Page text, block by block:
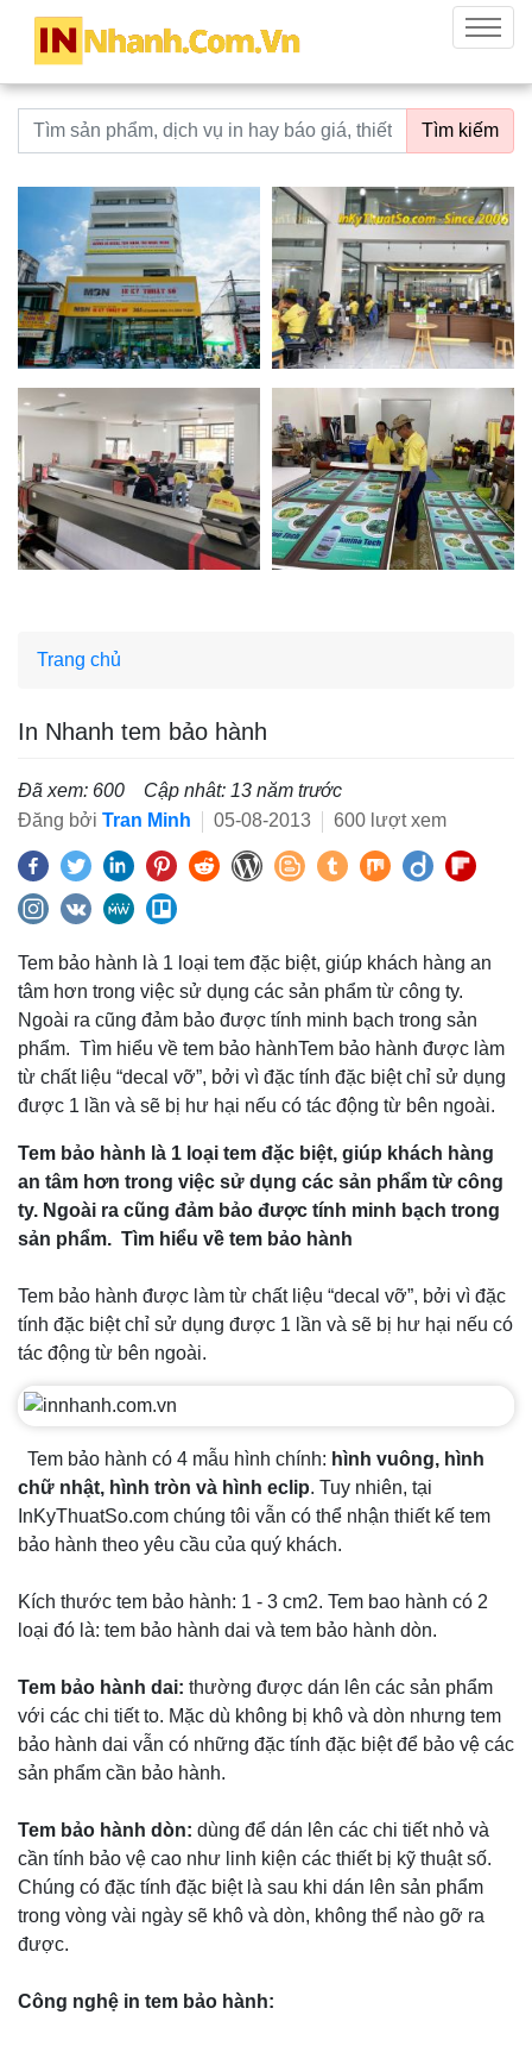
innhanh.com.vn
Menu
Từ khoá tìm kiếm Tìm kiếm
Trang chủ
In Nhanh tem bảo hành
Đã xem: 600
Cập nhât: 13 năm trước
Đăng bởi Tran Minh 05-08-2013 600 lượt xem
Tem bảo hành là 1 loại tem đặc biệt, giúp khách hàng an
tâm hơn trong việc sử dụng các sản phẩm từ công ty.
Ngoài ra cũng đảm bảo được tính minh bạch trong sản
phẩm. Tìm hiểu về tem bảo hànhTem bảo hành được làm
từ chất liệu “decal vỡ”, bởi vì đặc tính đặc biệt chỉ sử dụng
được 1 lần và sẽ bị hư hại nếu có tác động từ bên ngoài.
Tem bảo hành là 1 loại tem đặc biệt, giúp khách hàng
an tâm hơn trong việc sử dụng các sản phẩm từ công
ty. Ngoài ra cũng đảm bảo được tính minh bạch trong
sản phẩm. Tìm hiểu về tem bảo hành
Tem bảo hành được làm từ chất liệu “decal vỡ”, bởi vì đặc
tính đặc biệt chỉ sử dụng được 1 lần và sẽ bị hư hại nếu có
tác động từ bên ngoài.
Tem bảo hành có 4 mẫu hình chính: hình vuông, hình
chữ nhật, hình tròn và hình eclip. Tuy nhiên, tại
InKyThuatSo.com chúng tôi vẫn có thể nhận thiết kế tem
bảo hành theo yêu cầu của quý khách.
Kích thước tem bảo hành: 1 - 3 cm2. Tem bao hành có 2
loại đó là: tem bảo hành dai và tem bảo hành dòn.
Tem bảo hành dai: thường được dán lên các sản phẩm
với các chi tiết to. Mặc dù không bị khô và dòn nhưng tem
bảo hành dai vẫn có những đặc tính đặc biệt để bảo vệ các
sản phẩm cần bảo hành.
Tem bảo hành dòn: dùng để dán lên các chi tiết nhỏ và
cần tính bảo vệ cao như linh kiện các thiết bị kỹ thuật số.
Chúng có đặc tính đặc biệt là sau khi dán lên sản phẩm
trong vòng vài ngày sẽ khô và dòn, không thể nào gỡ ra
được.
Công nghệ in tem bảo hành: